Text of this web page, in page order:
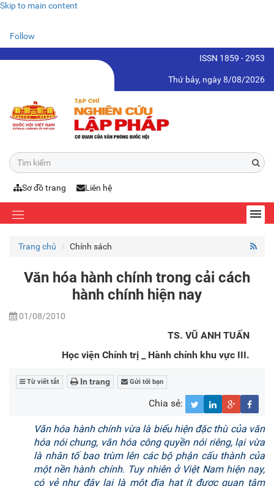
Skip to main content
Follow
ISSN 1859 - 2953
Thứ bảy, ngày 8/08/2026
Sơ đồ trang Liên hệ
Trang chủ Chính sách
Văn hóa hành chính trong cải cách
hành chính hiện nay
01/08/2010
TS. VŨ ANH TUẤN
Học viện Chính trị _ Hành chính khu vực III.
Từ viết tắt In trang Gửi tới bạn
Chia sẻ:
Văn hóa hành chính vừa là biểu hiện đặc thù của văn
hóa nói chung, văn hóa công quyền nói riêng, lại vừa
là nhân tố bao trùm lên các bộ phận cấu thành của
một nền hành chính. Tuy nhiên ở Việt Nam hiện nay,
có vẻ như đây lại là một địa hạt ít được quan tâm